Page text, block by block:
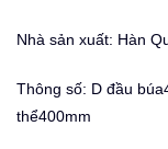
Nhà sản xuất: Hàn
Thông số: D đầu
thể400mm